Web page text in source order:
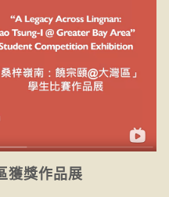
獲獎作品展